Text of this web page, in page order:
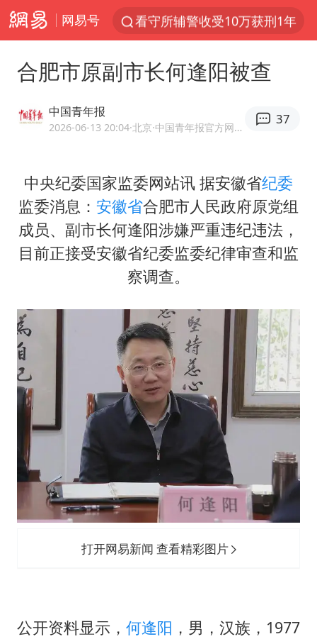
网易号
看守所辅警收受10万获刑1年
多地要求领导干部带头休假
中方回应是否在太平洋海底开采稀土
27岁女子成组织卖淫集团主犯被通缉
法国将禁止“未经同意的电话营销”
80后女柜员逆袭成4200亿银行副行长
宇树科技 打新
今年已有4位周星驰电影配角去世
房主任回应争议
把党建设得更加坚强有力
41岁女子为鼓励女儿考上985研究生
奋进开新局 实干挑大梁
合肥市原副市长何逢阳被查
中国青年报
2026-06-13 20:04·北京 ·中国青年报官方网易号
37
中央纪委国家监委网站讯 据安徽省纪委
监委消息： 安徽省合肥市人民政府原党组
成员、副市长何逢阳涉嫌严重违纪违法，
目前正接受安徽省纪委监委纪律审查和监
察调查。
打开网易新闻 查看精彩图片
公开资料显示， 何逢阳 ，男，汉族，1977